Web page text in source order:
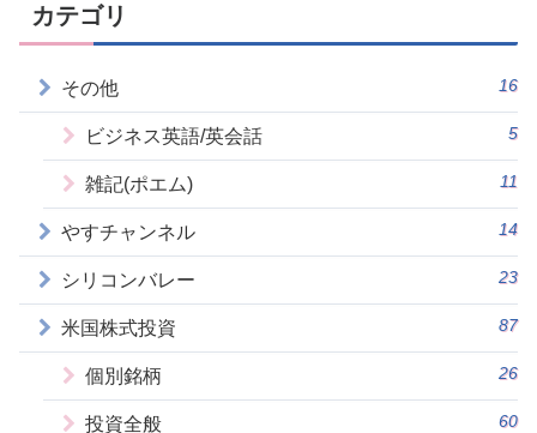
カテゴリ
その他 16
ビジネス英語/英会話 5
雑記(ポエム) 11
やすチャンネル 14
シリコンバレー 23
米国株式投資 87
個別銘柄 26
投資全般 60